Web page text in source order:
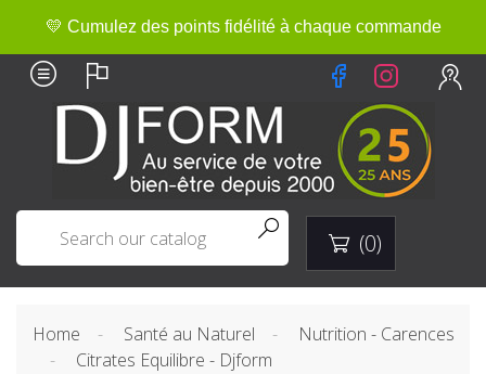
💛 Cumulez des points fidélité à chaque commande


 (0)
Home Santé au Naturel
Nutrition - Carences
Citrates Equilibre - Djform